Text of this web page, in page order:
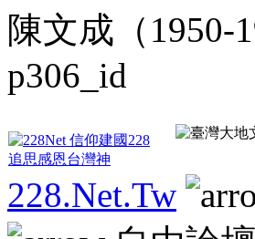
陳文成（1950-
p306_id
228.Net.Tw